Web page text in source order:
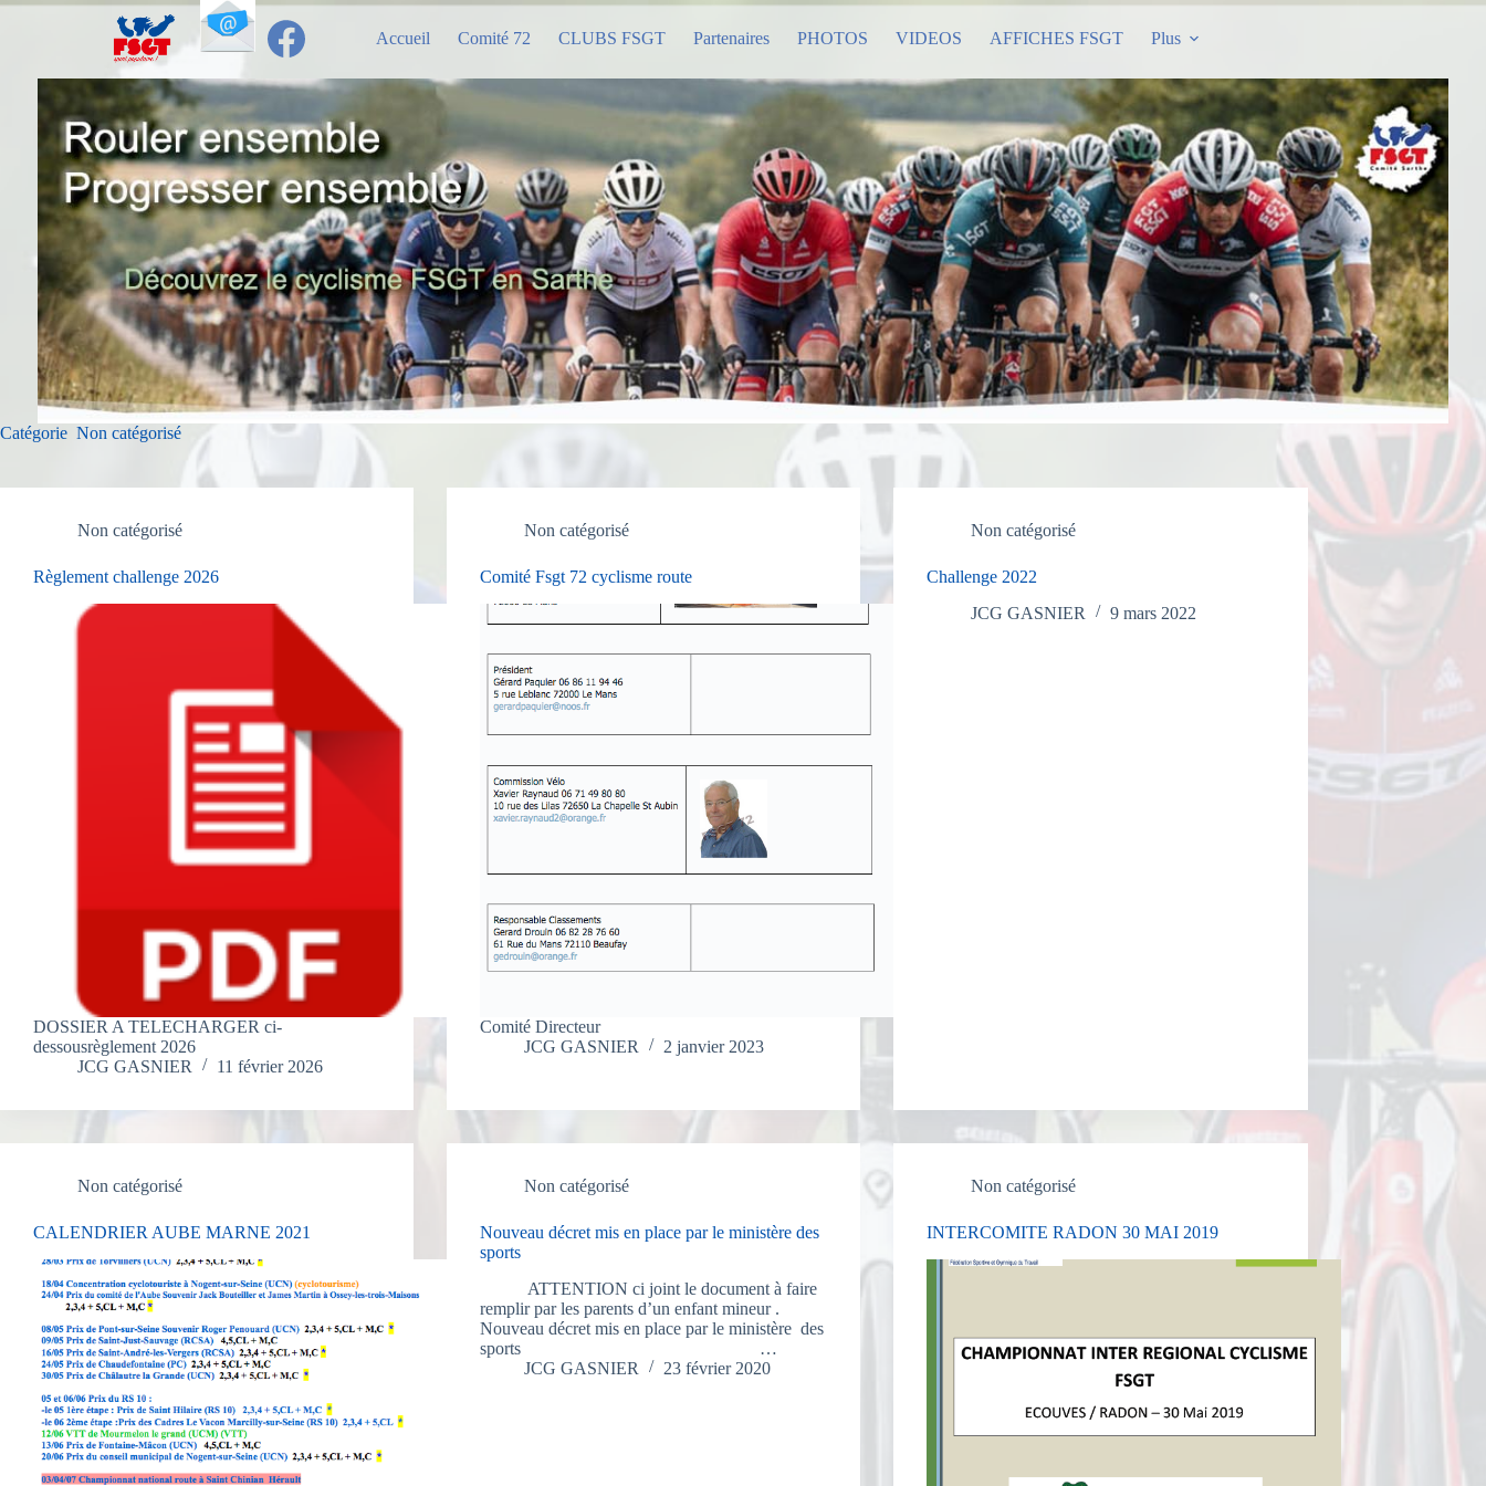
Passer
Accueil Comité 72 CLUBS FSGT Partenaires PHOTOS VIDEOS AFFICHES FSGT Plus
Catégorie Non catégorisé
Non catégorisé
Règlement challenge 2026
DOSSIER A TELECHARGER ci-
dessousrèglement 2026
JCG GASNIER
11 février 2026
Non catégorisé
Comité Fsgt 72 cyclisme route
Comité Directeur
JCG GASNIER
2 janvier 2023
Non catégorisé
Challenge 2022
JCG GASNIER
9 mars 2022
Non catégorisé
CALENDRIER AUBE MARNE 2021
Non catégorisé
Nouveau décret mis en place par le ministère des
sports
ATTENTION ci joint le document à faire
remplir par les parents d’un enfant mineur .
Nouveau décret mis en place par le ministère des
sports …
JCG GASNIER
23 février 2020
Non catégorisé
INTERCOMITE RADON 30 MAI 2019